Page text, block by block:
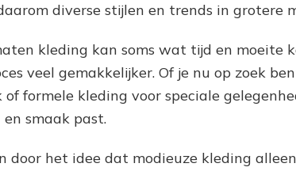
diverse stijlen en trends in grotere
kleding kan soms wat tijd en moeite
veel gemakkelijker. Of je nu op zoek
formele kleding voor speciale
smaak past.
door het idee dat modieuze kleding alleen